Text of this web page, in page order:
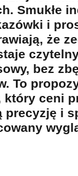
Smukłe
i
że
bez
To
który ceni
precyzję i